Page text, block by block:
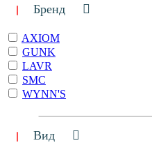
Бренд
AXIOM
GUNK
LAVR
SMC
WYNN'S
Вид